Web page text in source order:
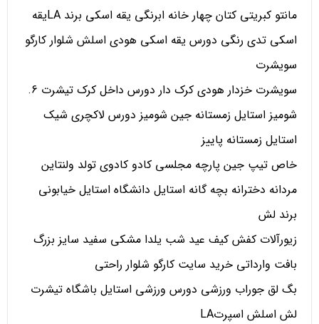
مانتو کبریتی کتان چهار خانه ابرنگی یقه اسکی برند LAیقه
اسکی تدی رنگی دورس یقه اسکی هودی اسلش شلوار کارگو
سویشرت
سویشرت خزدار هودی کرک دار دورس داخل کرک تیشرت 6.
شومیز استایل زمستانه جین شومیز دورس لاکچری شیک
استایل زمستانه پاییز
خاص تیپ جین پارچه مجلسی کادو کادوی تولد ولنتاین
مردانه دخترانه بچه گانه استایل دانشگاه استایل خیابونی
برند لش
زیورآلات کفش کیف عید شب یلدا مشکی سفید سایز بزرگ
بافت وارداتی خرید سایت کارگو شلوار راحتی
بگ لق جوراب ورزشی دورس ورزشی استایل باشگاه تیشرت
لش اسلش اسپرتLA